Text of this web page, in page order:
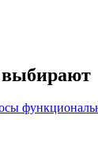
выбирают